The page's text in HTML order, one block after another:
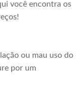
você encontra os
ou mau uso do
por um